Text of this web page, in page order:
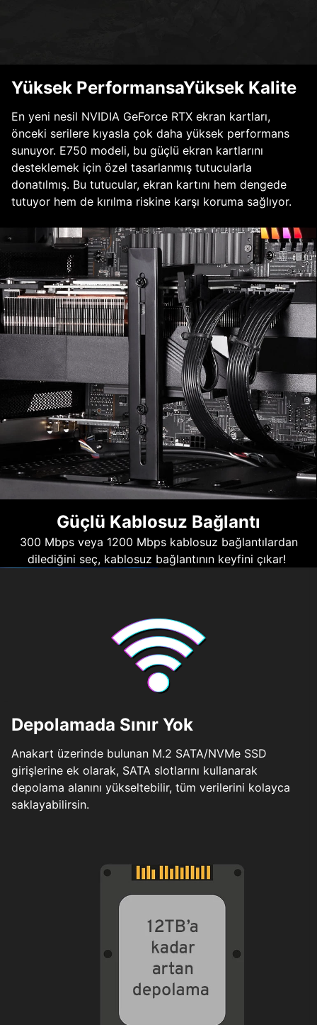
Yüksek PerformansaYüksek Kalite
En yeni nesil NVIDIA GeForce RTX ekran kartları,
önceki serilere kıyasla çok daha yüksek performans
sunuyor. E750 modeli, bu güçlü ekran kartlarını
desteklemek için özel tasarlanmış tutucularla
donatılmış. Bu tutucular, ekran kartını hem dengede
tutuyor hem de kırılma riskine karşı koruma sağlıyor.
Güçlü Kablosuz Bağlantı
300 Mbps veya 1200 Mbps kablosuz bağlantılardan
dilediğini seç, kablosuz bağlantının keyfini çıkar!
Depolamada Sınır Yok
Anakart üzerinde bulunan M.2 SATA/NVMe SSD
girişlerine ek olarak, SATA slotlarını kullanarak
depolama alanını yükseltebilir, tüm verilerini kolayca
saklayabilirsin.